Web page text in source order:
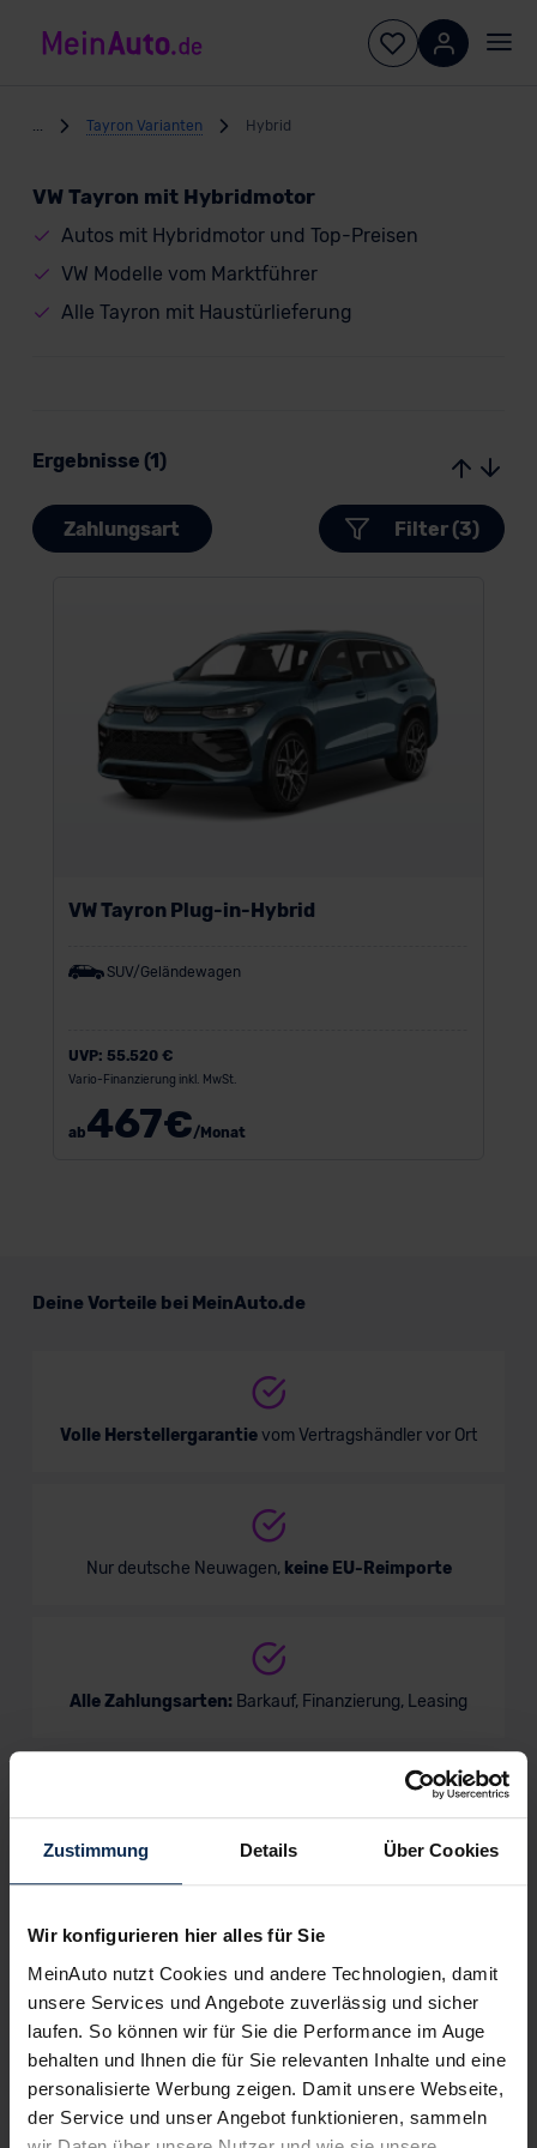
Zustimmung Details Über Cookies
Wir konfigurieren hier alles für Sie
MeinAuto nutzt Cookies und andere Technologien, damit
unsere Services und Angebote zuverlässig und sicher
laufen. So können wir für Sie die Performance im Auge
behalten und Ihnen die für Sie relevanten Inhalte und eine
personalisierte Werbung zeigen. Damit unsere Webseite,
der Service und unser Angebot funktionieren, sammeln
Tayron Varianten Hybrid
VW Tayron mit Hybridmotor
Autos mit Hybridmotor und Top-Preisen
VW Modelle vom Marktführer
Alle Tayron mit Haustürlieferung
Ergebnisse (1)
Zahlungsart Filter (3)
VW Tayron Plug-in-Hybrid
SUV/Geländewagen
UVP: 55.520 €
Vario-Finanzierung inkl. MwSt.
ab467€/Monat
Deine Vorteile bei MeinAuto.de
Volle Herstellergarantievom Vertragshändler vor Ort
Nur deutsche Neuwagen, keine EU-Reimporte
Alle Zahlungsarten: Barkauf, Finanzierung, Leasing
kostenfrei
Wir sind stolz auf eine hohe
Kundenzufriedenheit!
MeinAuto.de hat langjährige Erfahrungen auf dem
Neuwagenmarkt in Deutschland. Unsere Kunden haben
dadurch ihr Wunschauto zum Top-Rabatt erhalten und
bewerten unsere Arbeit positiv.